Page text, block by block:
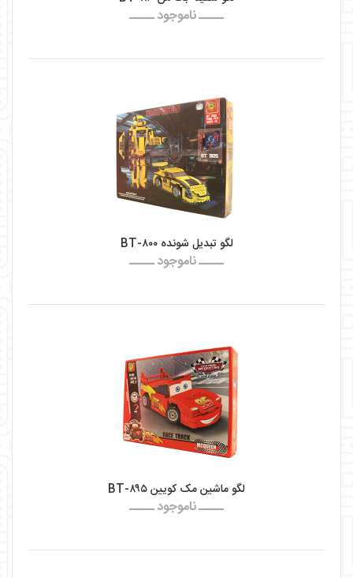
ـــــ ناموجود ـــــ
لگو تبدیل شونده BT-۸۰۰
ـــــ ناموجود ـــــ
لگو ماشین مک کویین BT-۸۹۵
ـــــ ناموجود ـــــ